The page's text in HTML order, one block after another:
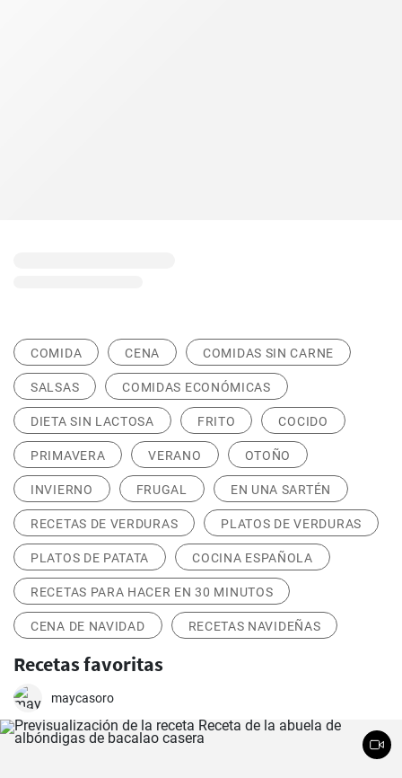
COMIDA CENA COMIDAS SIN CARNE
SALSAS COMIDAS ECONÓMICAS
DIETA SIN LACTOSA FRITO COCIDO
PRIMAVERA VERANO OTOÑO
INVIERNO FRUGAL EN UNA SARTÉN
RECETAS DE VERDURAS PLATOS DE VERDURAS
PLATOS DE PATATA COCINA ESPAÑOLA
RECETAS PARA HACER EN 30 MINUTOS
CENA DE NAVIDAD RECETAS NAVIDEÑAS
Recetas favoritas
maycasoro